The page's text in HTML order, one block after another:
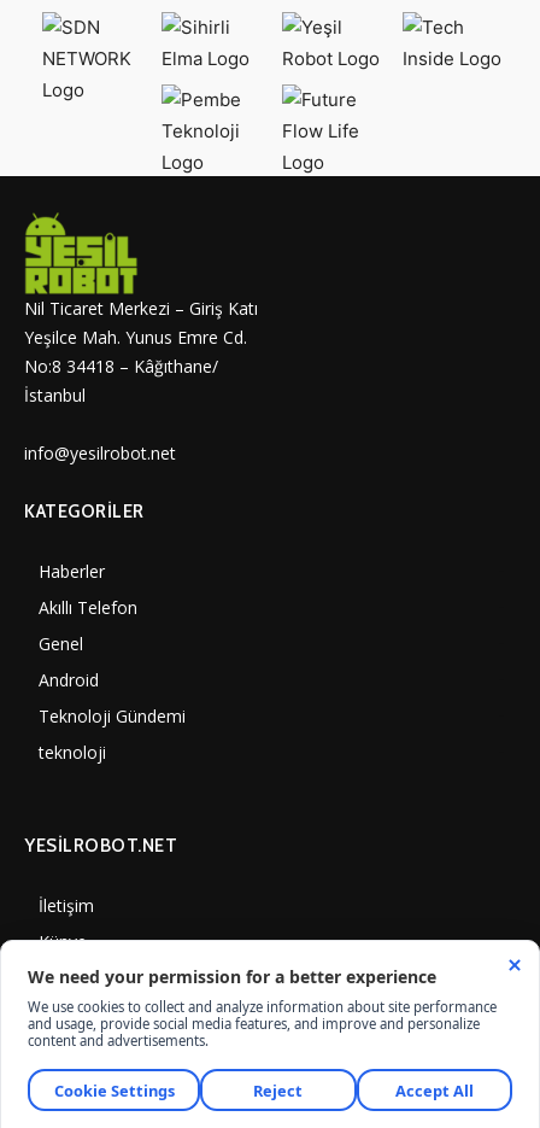
Nil Ticaret Merkezi – Giriş Katı
Yeşilce Mah. Yunus Emre Cd.
No:8 34418 – Kâğıthane/
İstanbul
info@yesilrobot.net
KATEGORILER
Haberler
Akıllı Telefon
Genel
Android
Teknoloji Gündemi
teknoloji
YESİLROBOT.NET
İletişim
Künye
Gizlilik Politikası
Çerez Kullanımı